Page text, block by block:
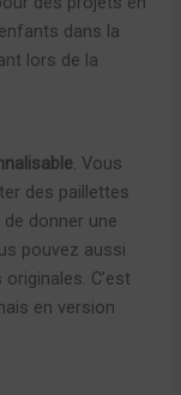
dans la
lors de la
. Vous
des paillettes
donner une
pouvez aussi
C’est
en version